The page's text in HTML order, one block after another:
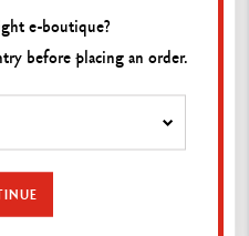
geliefert
e-boutique?
before placing an order.